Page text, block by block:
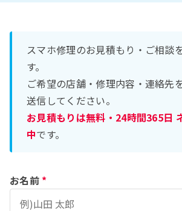
スマホ修理のお見積もり・ご相談
す。
ご希望の店舗・修理内容・連絡先
送信してください。
お見積もりは無料・24時間365日
中です。
お名前 *